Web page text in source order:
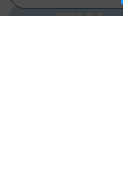
詳細を見る